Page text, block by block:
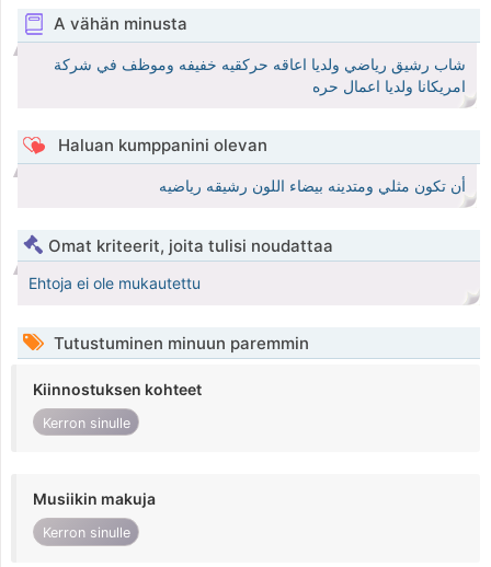
A vähän minusta
شاب رشيق رياضي ولديا اعاقه حركقيه خفيفه وموظف في شركة
امريكانا ولديا اعمال حره
Haluan kumppanini olevan
أن تكون مثلي ومتدينه بيضاء اللون رشيقه رياضيه
Omat kriteerit, joita tulisi noudattaa
Ehtoja ei ole mukautettu
Tutustuminen minuun paremmin
Kiinnostuksen kohteet
Kerron sinulle
Musiikin makuja
Kerron sinulle